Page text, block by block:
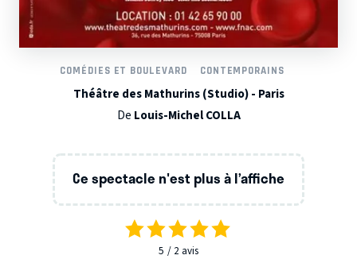
COMÉDIES ET BOULEVARD CONTEMPORAINS
Théâtre des Mathurins (Studio) - Paris
De Louis-Michel COLLA
Ce spectacle n'est plus à l’affiche
5 2 avis